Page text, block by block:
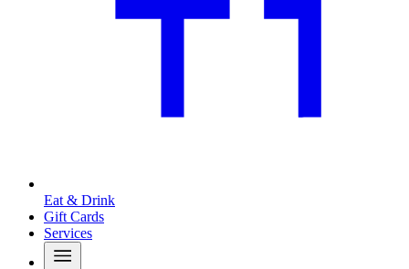
Eat & Drink
Gift Cards
Services